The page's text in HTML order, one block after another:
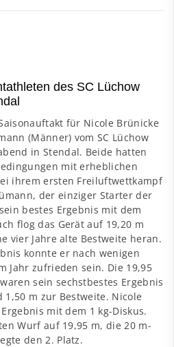
des SC Lüchow
für Nicole Brünicke
(Männer) vom SC Lüchow
in Stendal. Beide hatten
mit erheblichen
ihrem ersten Freiluftwettkampf
der einziger Starter der
bestes Ergebnis mit dem
flog das Gerät auf 19,20 m
vier Jahre alte Bestweite heran.
konnte er nach wenigen
Jahr zufrieden sein. Die 19,95
sein sechstbestes Ergebnis
m zur Bestweite. Nicole
mit dem 1 kg-Diskus.
Wurf auf 19,95 m, die 20 m-
den 2. Platz.